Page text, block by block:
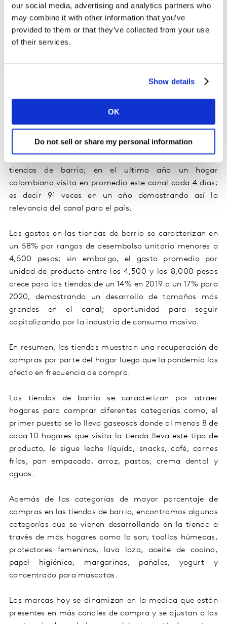
our social media, advertising and analytics partners who
may combine it with other information that you’ve
provided to them or that they’ve collected from your use
of their services.
Show details
OK
Do not sell or share my personal information
en góndolas, dando la opción a los clientes de elegir
alguno de sus productos, sin embargo, predomina la
atención del tendero.
importancia de la tienda; la región insignia para la
hogares destinan 35% de su gasto a este canal, seguido
18% de importancia de la tienda en el gasto del hogar.
tiendas de barrio; en el ultimo año un hogar
colombiano visita en promedio este canal cada 4 días;
es decir 91 veces en un año demostrando así la
relevancia del canal para el país.
Los gastos en las tiendas de barrio se caracterizan en
un 58% por rangos de desembolso unitario menores a
4,500 pesos; sin embargo, el gasto promedio por
unidad de producto entre los 4,500 y los 8,000 pesos
crece para las tiendas de un 14% en 2019 a un 17% para
2020, demostrando un desarrollo de tamaños más
grandes en el canal; oportunidad para seguir
capitalizando por la industria de consumo masivo.
En resumen, las tiendas muestran una recuperación de
compras por parte del hogar luego que la pandemia las
afecto en frecuencia de compra.
Las tiendas de barrio se caracterizan por atraer
hogares para comprar diferentes categorías como; el
primer puesto se lo lleva gaseosas donde al menos 8 de
cada 10 hogares que visita la tienda lleva este tipo de
producto, le sigue leche líquida, snacks, café, carnes
frías, pan empacado, arroz, pastas, crema dental y
aguas.
Además de las categorías de mayor porcentaje de
compras en las tiendas de barrio, encontramos algunas
categorías que se vienen desarrollando en la tienda a
través de más hogares como lo son; toallas húmedas,
protectores femeninos, lava loza, aceite de cocina,
papel higiénico, margarinas, pañales, yogurt y
concentrado para mascotas.
Las marcas hoy se dinamizan en la medida que están
presentes en más canales de compra y se ajustan a los